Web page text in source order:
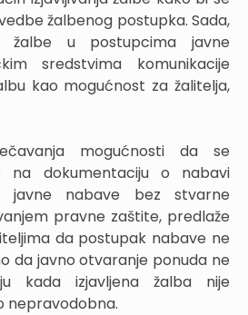
žalbenog postupka. Sada,
žalbe u postupcima javne
sredstvima komunikacije
kao mogućnost za žalitelja,
mogućnosti da se
na dokumentaciju o nabavi
javne nabave bez stvarne
pravne zaštite, predlaže
da postupak nabave ne
da javno otvaranje ponuda ne
kada izjavljena žalba nije
nepravodobna.